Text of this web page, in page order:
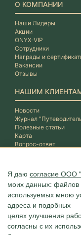
Я даю согласие ООО
моих данных: файлов
используемых мною
адреса и подобных
целях улучшения
согласны с их
О КОМПАНИИ
Наши Лидеры
Акции
ONYX-VIP
Сотрудники
Награды и
Вакансии
Отзывы
НАШИМ
Новости
Журнал
Полезные статьи
Карта
Вопрос-ответ